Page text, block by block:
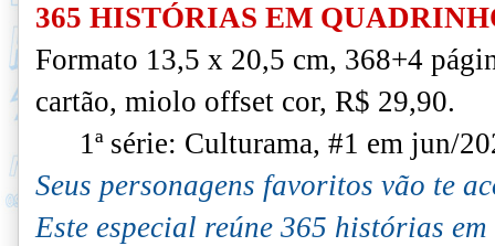
365 HISTÓRIAS EM
Formato 13,5 x 20,5 cm, 368+4
cartão, miolo offset cor, R$ 29,90.
1ª série: Culturama, #1 em jun/
Seus personagens favoritos vão te
Este especial reúne 365 histórias